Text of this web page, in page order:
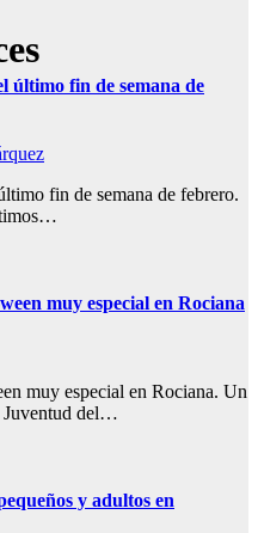
último fin de semana de
fin de semana de febrero.
muy especial en Rociana
muy especial en Rociana. Un
Juventud del…
y adultos en